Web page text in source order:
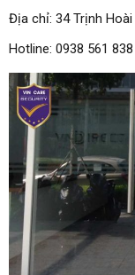
Địa chỉ: 34 Trịnh
Hotline: 0938 561 838